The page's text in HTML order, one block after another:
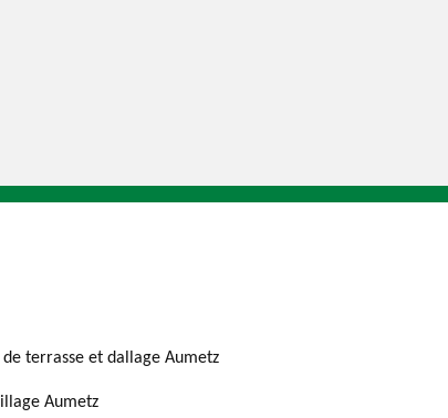
de terrasse et dallage Aumetz
Aumetz